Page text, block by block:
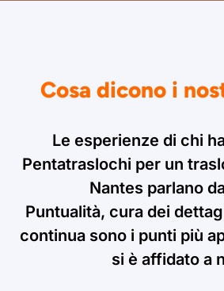
Cosa dicono i
Le esperienze di chi
Pentatraslochi per un
Nantes parlano
Puntualità, cura dei
continua sono i punti più
si è affidato a